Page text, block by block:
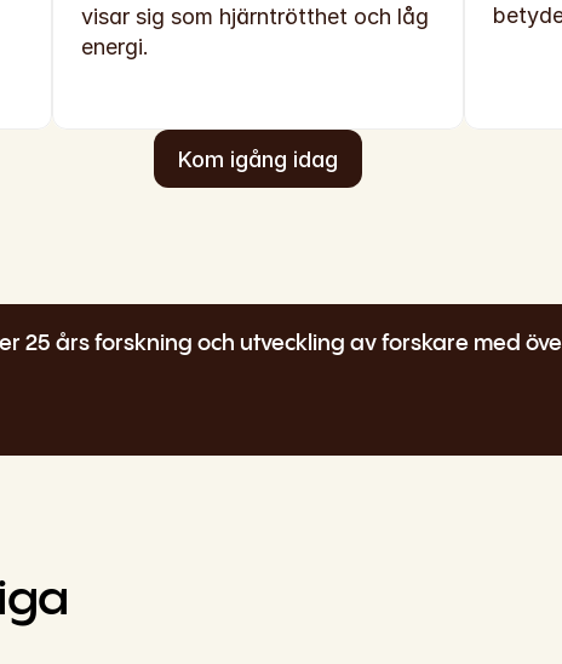
visar sig som hjärntrötthet och låg
energi.
Kom igång idag
25 års forskning och utveckling av forskare med